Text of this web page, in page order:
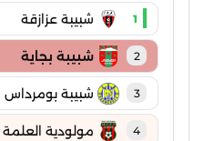
1 شبيبة عزازقة
2 شبيبة بجاية
3 شبيبة بومرداس
4 مولودية العلمة